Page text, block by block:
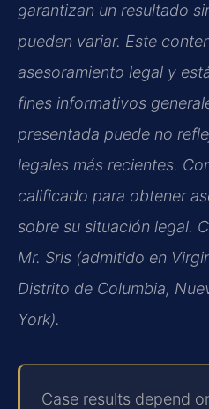
garantizan un resultado
pueden variar. Este
asesoramiento legal y
fines informativos
presentada puede no
legales más recientes.
calificado para obtener
sobre su situación legal.
Mr. Sris (admitido en
Distrito de Columbia,
York).
Case results depend